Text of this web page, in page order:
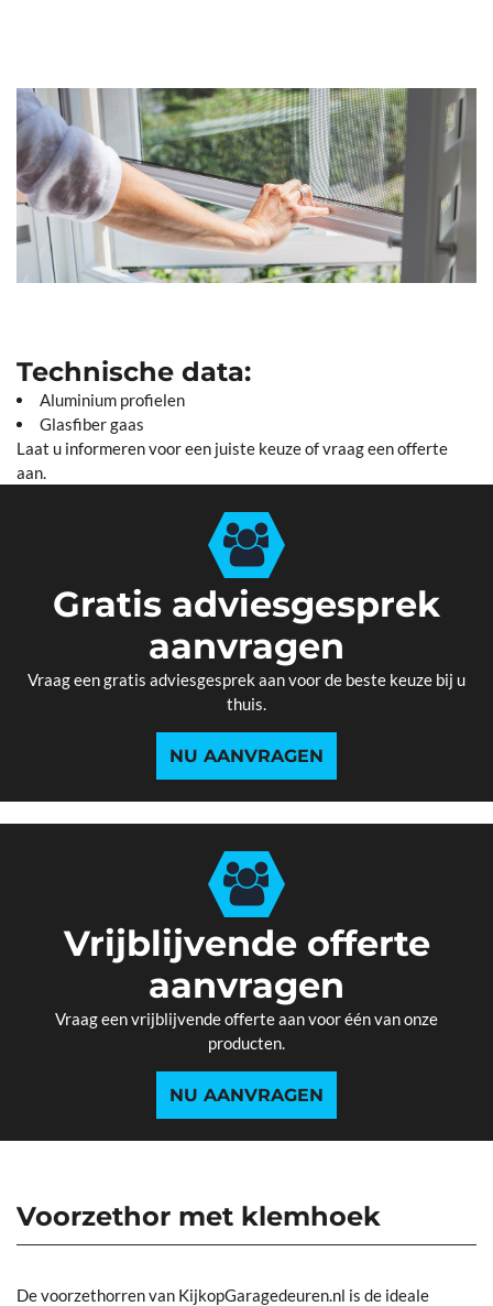
Technische data:
Aluminium profielen
Glasfiber gaas
Laat u informeren voor een juiste keuze of vraag een offerte
aan.
Gratis adviesgesprek
aanvragen
Vraag een gratis adviesgesprek aan voor de beste keuze bij u
thuis.
NU AANVRAGEN
Vrijblijvende offerte
aanvragen
Vraag een vrijblijvende offerte aan voor één van onze
producten.
NU AANVRAGEN
Voorzethor met klemhoek
De voorzethorren van KijkopGaragedeuren.nl is de ideale